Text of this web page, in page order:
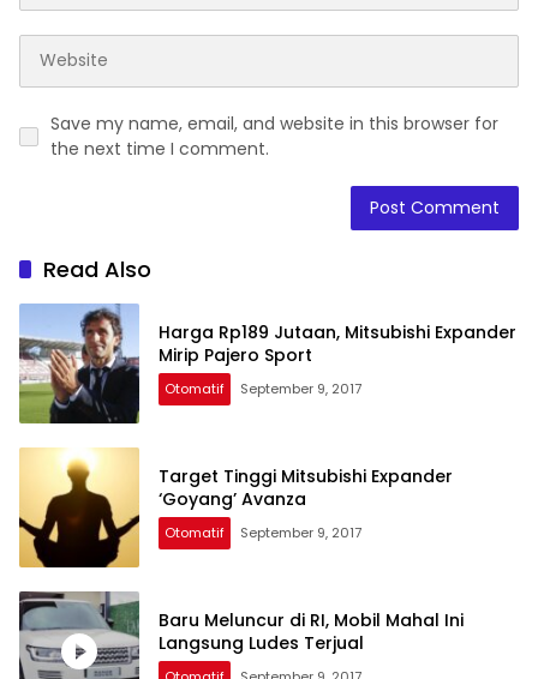
Save my name, email, and website in this browser for
the next time I comment.
Read Also
Harga Rp189 Jutaan, Mitsubishi Expander
Mirip Pajero Sport
Otomatif September 9, 2017
Target Tinggi Mitsubishi Expander
‘Goyang’ Avanza
Otomatif September 9, 2017
Baru Meluncur di RI, Mobil Mahal Ini
Langsung Ludes Terjual